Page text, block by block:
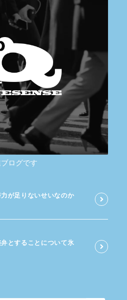
ログです
が​足りないせいなのか
と​する​ことに​ついて​氷